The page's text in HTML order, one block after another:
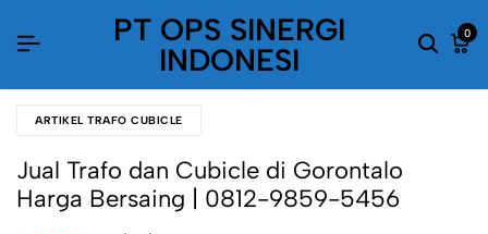
PT OPS SINERGI
INDONESI
0
ARTIKEL TRAFO CUBICLE
Jual Trafo dan Cubicle di Gorontalo
Harga Bersaing | 0812-9859-5456